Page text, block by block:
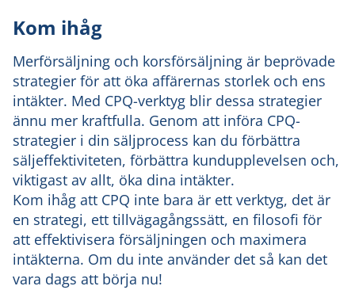
Kom ihåg
Merförsäljning och korsförsäljning är beprövade
strategier för att öka affärernas storlek och ens
intäkter. Med CPQ-verktyg blir dessa strategier
ännu mer kraftfulla. Genom att införa CPQ-
strategier i din säljprocess kan du förbättra
säljeffektiviteten, förbättra kundupplevelsen och,
viktigast av allt, öka dina intäkter.
Kom ihåg att CPQ inte bara är ett verktyg, det är
en strategi, ett tillvägagångssätt, en filosofi för
att effektivisera försäljningen och maximera
intäkterna. Om du inte använder det så kan det
vara dags att börja nu!